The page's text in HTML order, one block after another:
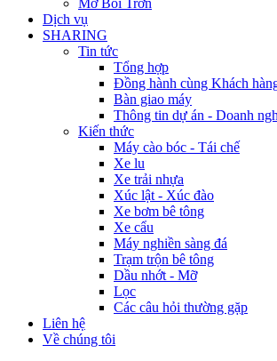
Mỡ Bôi Trơn
Dịch vụ
SHARING
Tin tức
Tổng hợp
Đồng hành cùng Khách
Bàn giao máy
Thông tin dự án - Doanh
Kiến thức
Máy cào bóc - Tái chế
Xe lu
Xe trải nhựa
Xúc lật - Xúc đào
Xe bơm bê tông
Xe cẩu
Máy nghiền sàng đá
Trạm trộn bê tông
Dầu nhớt - Mỡ
Lọc
Các câu hỏi thường gặp
Liên hệ
Về chúng tôi